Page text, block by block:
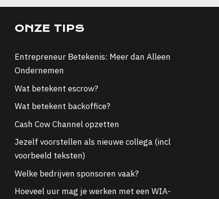
ONZE TIPS
Entrepreneur Betekenis: Meer dan Alleen
Ondernemen
Wat betekent escrow?
Wat betekent backoffice?
Cash Cow Channel opzetten
Jezelf voorstellen als nieuwe collega (incl
voorbeeld teksten)
Welke bedrijven sponsoren vaak?
Hoeveel uur mag je werken met een WIA-